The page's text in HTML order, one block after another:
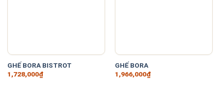
GHẾ BORA BISTROT
1,728,000₫
GHẾ BORA
1,966,000₫